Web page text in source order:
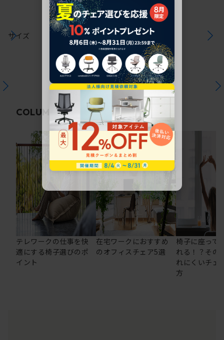
サイズ
COLUMN関連コラム
テレワークの仕事を快
適にする椅子選びのポ
イント
在宅ワークにおすすめ
のオフィスチェア5選
椅子に座って
れる！？その
れにくいチェ
方